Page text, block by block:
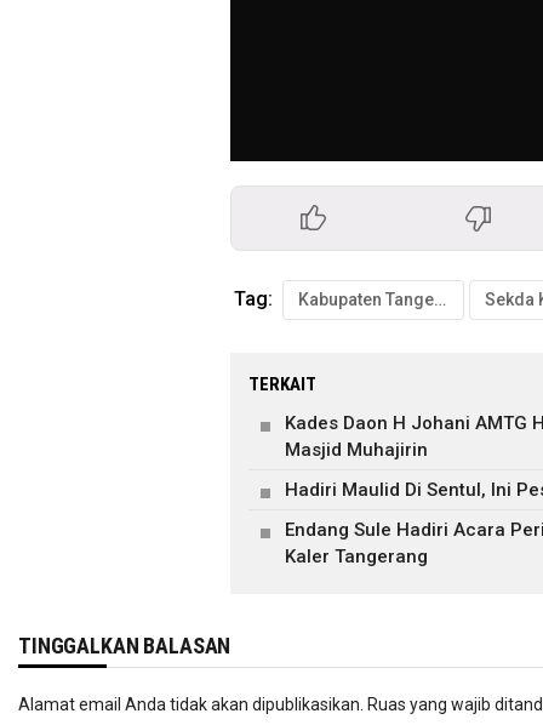
Tag: Kabupaten Tangerang
TERKAIT
Kades Daon H Johani AMTG
Masjid Muhajirin
Hadiri Maulid Di Sentul, Ini
Endang Sule Hadiri Acara
Kaler Tangerang
TINGGALKAN BALASAN
Alamat email Anda tidak akan dipublikasikan. Ruas yang wajib